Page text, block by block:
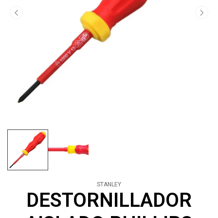
STANLEY
DESTORNILLADOR